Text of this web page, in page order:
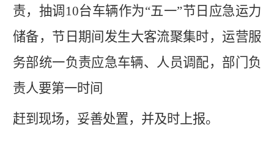
责，抽调 10台车辆作为“五一”节 日 应急运力
储备，节日 期间发生大客流聚集时，运营服
务部统一负责应急车辆、人员调配，部门负
责人要第一时间
赶到现场，妥善处置，并及时上报。